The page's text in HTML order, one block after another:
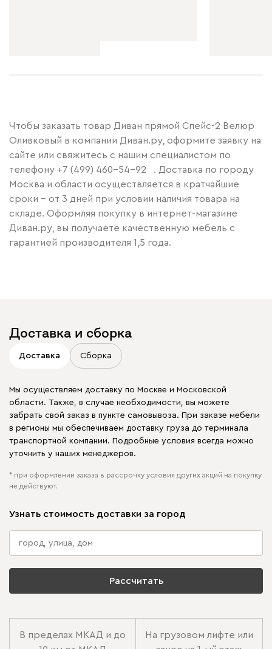
Чтобы заказать товар Диван прямой Спейс-2 Велюр
Оливковый в компании Диван.ру, оформите заявку на
сайте или свяжитесь с нашим специалистом по
телефону +7 (499) 460-54-92
. Доставка по городу
Москва и области осуществляется в кратчайшие
сроки – от 3 дней при условии наличия товара на
складе. Оформляя покупку в интернет-магазине
Диван.ру, вы получаете качественную мебель с
гарантией производителя 1,5 года.
Доставка и сборка
Доставка Сборка
Мы осуществляем доставку по Москве и Московской
области. Также, в случае необходимости, вы можете
забрать свой заказ в пункте самовывоза. При заказе мебели
в регионы мы обеспечиваем доставку груза до терминала
транспортной компании. Подробные условия всегда можно
уточнить у наших менеджеров.
* при оформлении заказа в рассрочку условия других акций на покупку
не действуют.
Узнать стоимость доставки за город
Рассчитать
В пределах МКАД и до
На грузовом лифте или